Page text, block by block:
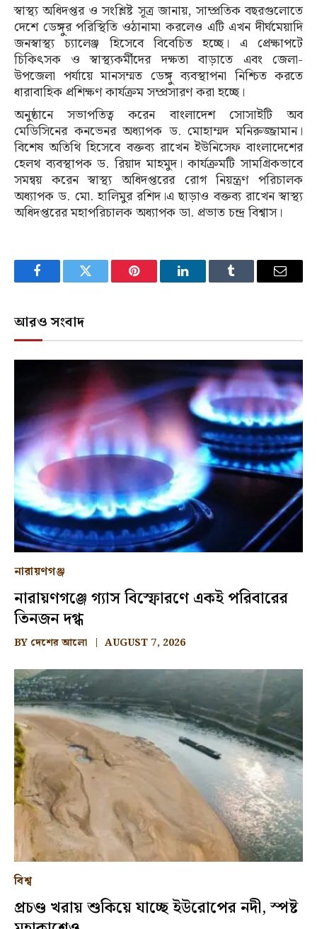
স্বাস্থ্য অধিদপ্তর ও সংশ্লিষ্ট সূত্র জানায়, সাম্প্রতিক বছরগুলোতে
দেশে ডেঙ্গুর পরিস্থিতি ওঠানামা করলেও এটি এখন দীর্ঘমেয়াদি
জনস্বাস্থ্য চ্যালেঞ্জ হিসেবে বিবেচিত হচ্ছে। এ প্রেক্ষাপটে
চিকিৎসক ও স্বাস্থ্যকর্মীদের দক্ষতা বাড়াতে এবং জেলা-
উপজেলা পর্যায়ে মানসম্মত ডেঙ্গু ব্যবস্থাপনা নিশ্চিত করতে
ধারাবাহিক প্রশিক্ষণ কার্যক্রম সম্প্রসারণ করা হচ্ছে।
অনুষ্ঠানে সভাপতিত্ব করেন বাংলাদেশ সোসাইটি অব
মেডিসিনের কনভেনর অধ্যাপক ড. মোহাম্মদ মনিরুজ্জামান।
বিশেষ অতিথি হিসেবে বক্তব্য রাখেন ইউনিসেফ বাংলাদেশের
হেলথ ব্যবস্থাপক ড. রিয়াদ মাহমুদ। কার্যক্রমটি সামগ্রিকভাবে
সমন্বয় করেন স্বাস্থ্য অধিদপ্তরের রোগ নিয়ন্ত্রণ পরিচালক
অধ্যাপক ড. মো. হালিমুর রশিদ।এ ছাড়াও বক্তব্য রাখেন স্বাস্থ্য
অধিদপ্তরের মহাপরিচালক অধ্যাপক ডা. প্রভাত চন্দ্র বিশ্বাস।
FacebookTwitter Pinterest LinkedInTumblr Email
আরও সংবাদ
নারায়ণগঞ্জ
নারায়ণগঞ্জে গ্যাস বিস্ফোরণে একই পরিবারের
তিনজন দগ্ধ
BY দেশের আলো AUGUST 7, 2026
বিশ্ব
প্রচণ্ড খরায় শুকিয়ে যাচ্ছে ইউরোপের নদী, স্পষ্ট